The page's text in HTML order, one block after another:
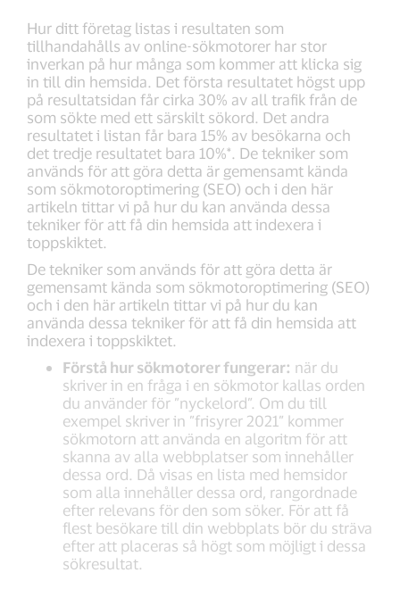
Hur ditt företag listas i resultaten som
tillhandahålls av online-sökmotorer har stor
inverkan på hur många som kommer att klicka sig
in till din hemsida. Det första resultatet högst upp
på resultatsidan får cirka 30% av all trafik från de
som sökte med ett särskilt sökord. Det andra
resultatet i listan får bara 15% av besökarna och
det tredje resultatet bara 10%*. De tekniker som
används för att göra detta är gemensamt kända
som sökmotoroptimering (SEO) och i den här
artikeln tittar vi på hur du kan använda dessa
tekniker för att få din hemsida att indexera i
toppskiktet.
De tekniker som används för att göra detta är
gemensamt kända som sökmotoroptimering (SEO)
och i den här artikeln tittar vi på hur du kan
använda dessa tekniker för att få din hemsida att
indexera i toppskiktet.
Förstå hur sökmotorer fungerar: när du
skriver in en fråga i en sökmotor kallas orden
du använder för ”nyckelord”. Om du till
exempel skriver in ”frisyrer 2021” kommer
sökmotorn att använda en algoritm för att
skanna av alla webbplatser som innehåller
dessa ord. Då visas en lista med hemsidor
som alla innehåller dessa ord, rangordnade
efter relevans för den som söker. För att få
flest besökare till din webbplats bör du sträva
efter att placeras så högt som möjligt i dessa
sökresultat.